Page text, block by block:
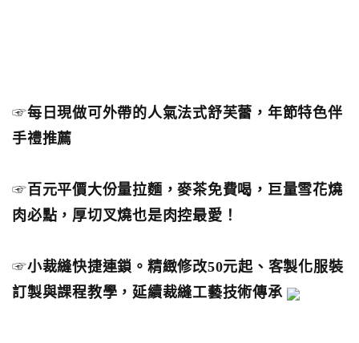
☞每日現做可外帶的人氣法式舒芙蕾，年節特色伴
手禮推薦
☞ 百元平價大份量拉麵，麥茶免費喝，巨量雪花燒
肉必點，厚切叉燒也是肉控最愛！
☞小裁縫快捷連鎖。精緻修改50元起、客製化服裝
訂製與課程教學，延續裁縫工藝技術傳承